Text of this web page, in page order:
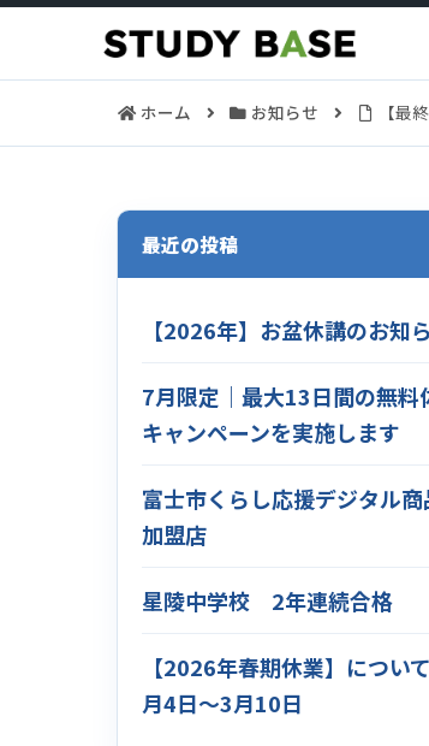
ホーム お知らせ 【最
最近の投稿
【2026年】お盆休講のお知
7月限定｜最大13日間の無料
キャンペーンを実施します
富士市くらし応援デジタル
加盟店
星陵中学校 2年連続合格
【2026年春期休業】につ
月4日～3月10日